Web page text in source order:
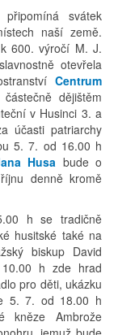
připomíná svátek
naší země.
600. výročí M. J.
otevřela
Centrum
dějištěm
v Husinci 3. a
účasti patriarchy
5. 7. od 16.00 h
Husa bude o
denně kromě
h se tradičně
husitské také na
biskup David
h zde hrad
pro děti, ukázku
5. 7. od 18.00 h
kněze Ambrože